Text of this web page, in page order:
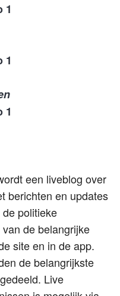
1
1
1
een liveblog over
berichten en updates
politieke
de belangrijke
site en in de app.
de belangrijkste
Live